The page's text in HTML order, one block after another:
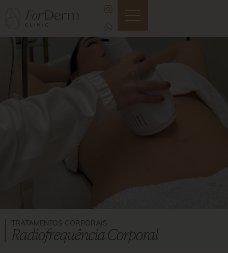
TRATAMENTOS CORPORAIS
Radiofrequência Corporal